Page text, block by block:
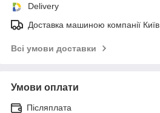
Delivery
Доставка машиною компанії Київ
Всі умови доставки
Умови оплати
Післяплата